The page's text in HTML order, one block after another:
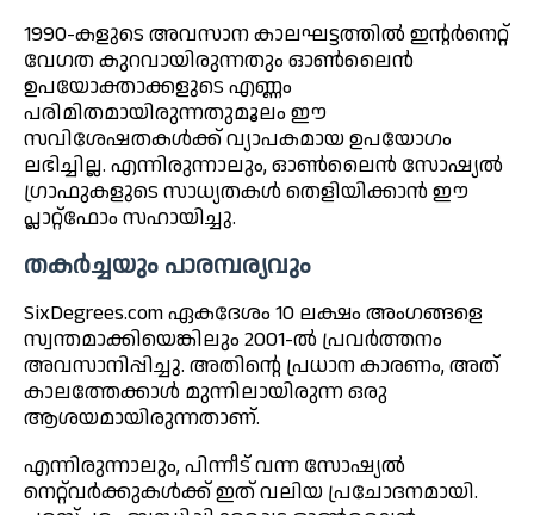
1990-കളുടെ അവസാന കാലഘട്ടത്തിൽ ഇന്റർനെറ്റ്
വേഗത കുറവായിരുന്നതും ഓൺലൈൻ
ഉപയോക്താക്കളുടെ എണ്ണം
പരിമിതമായിരുന്നതുമൂലം ഈ
സവിശേഷതകൾക്ക് വ്യാപകമായ ഉപയോഗം
ലഭിച്ചില്ല. എന്നിരുന്നാലും, ഓൺലൈൻ സോഷ്യൽ
ഗ്രാഫുകളുടെ സാധ്യതകൾ തെളിയിക്കാൻ ഈ
പ്ലാറ്റ്ഫോം സഹായിച്ചു.
തകർച്ചയും പാരമ്പര്യവും
SixDegrees.com ഏകദേശം 10 ലക്ഷം അംഗങ്ങളെ
സ്വന്തമാക്കിയെങ്കിലും 2001-ൽ പ്രവർത്തനം
അവസാനിപ്പിച്ചു. അതിന്റെ പ്രധാന കാരണം, അത്
കാലത്തേക്കാൾ മുന്നിലായിരുന്ന ഒരു
ആശയമായിരുന്നതാണ്.
എന്നിരുന്നാലും, പിന്നീട് വന്ന സോഷ്യൽ
നെറ്റ്‌വർക്കുകൾക്ക് ഇത് വലിയ പ്രചോദനമായി.